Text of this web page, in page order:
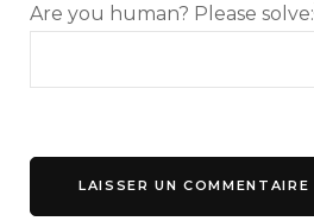
Are you human? Please solve: